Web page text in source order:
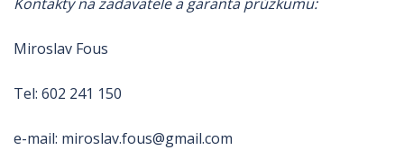
Miroslav Fous
Tel: 602 241 150
e-mail: miroslav.fous@gmail.com